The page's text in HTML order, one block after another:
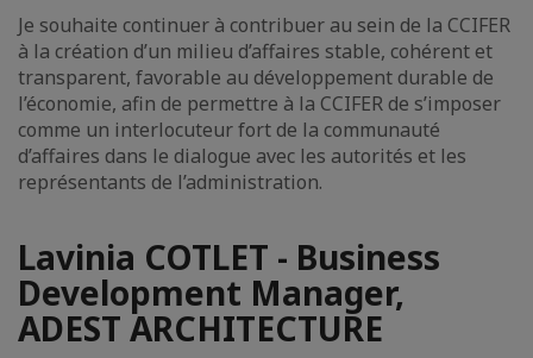
Je souhaite continuer à contribuer au sein de la CCIFER
à la création d’un milieu d’affaires stable, cohérent et
transparent, favorable au développement durable de
l’économie, afin de permettre à la CCIFER de s’imposer
comme un interlocuteur fort de la communauté
d’affaires dans le dialogue avec les autorités et les
représentants de l’administration.
Lavinia COTLET - Business
Development Manager,
ADEST ARCHITECTURE